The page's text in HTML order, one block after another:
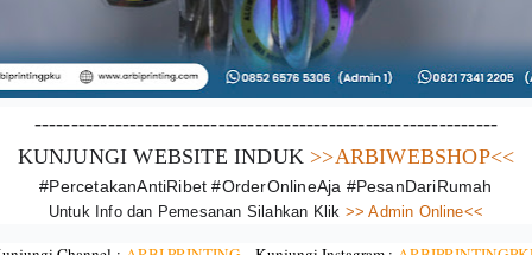
---------------------------------------------------------------
KUNJUNGI WEBSITE INDUK >>ARBIWEBSHOP<<
#PercetakanAntiRibet #OrderOnlineAja #PesanDariRumah
Untuk Info dan Pemesanan Silahkan Klik >> Admin Online<<